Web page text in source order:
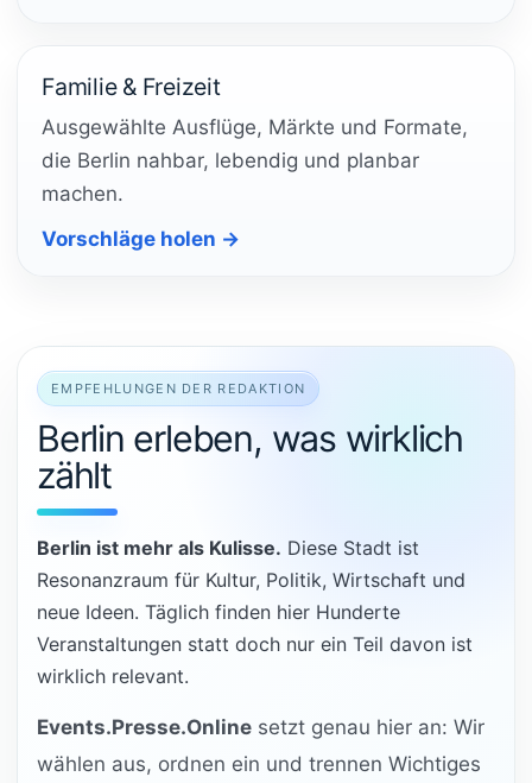
Familie & Freizeit
Ausgewählte Ausflüge, Märkte und Formate,
die Berlin nahbar, lebendig und planbar
machen.
Vorschläge holen →
EMPFEHLUNGEN DER REDAKTION
Berlin erleben, was wirklich
zählt
Berlin ist mehr als Kulisse. Diese Stadt ist
Resonanzraum für Kultur, Politik, Wirtschaft und
neue Ideen. Täglich finden hier Hunderte
Veranstaltungen statt doch nur ein Teil davon ist
wirklich relevant.
Events.Presse.Online setzt genau hier an: Wir
wählen aus, ordnen ein und trennen Wichtiges